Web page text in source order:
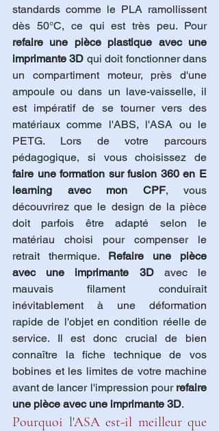
standards comme le PLA ramollissent
dès 50°C, ce qui est très peu. Pour
refaire une pièce plastique avec une
imprimante 3D qui doit fonctionner dans
un compartiment moteur, près d'une
ampoule ou dans un lave-vaisselle, il
est impératif de se tourner vers des
matériaux comme l'ABS, l'ASA ou le
PETG. Lors de votre parcours
faire une formation sur fusion 360 en E
learning avec mon CPF, vous
découvrirez que le design de la pièce
doit parfois être adapté selon le
matériau choisi pour compenser le
retrait thermique. Refaire une pièce
avec une imprimante 3D avec le
mauvais filament conduirait
inévitablement à une déformation
rapide de l'objet en condition réelle de
service. Il est donc crucial de bien
connaître la fiche technique de vos
bobines et les limites de votre machine
avant de lancer l'impression pour refaire
une pièce avec une imprimante 3D.
Pourquoi l'ASA est-il meilleur que